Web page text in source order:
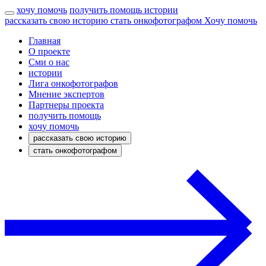
хочу помочь получить помощь истории
рассказать свою историю стать онкофотографом Хочу помочь
Главная
О проекте
Сми о нас
истории
Лига онкофотографов
Мнение экспертов
Партнеры проекта
получить помощь
хочу помочь
рассказать свою историю
стать онкофотографом